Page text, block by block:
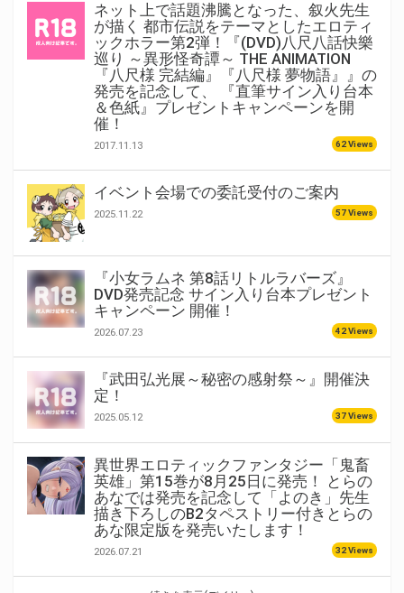
ネット上で話題沸騰となった、叙火先生
が描く 都市伝説をテーマとしたエロティ
ックホラー第2弾！『(DVD)八尺八話快樂
巡り ～異形怪奇譚～ THE ANIMATION
『八尺様 完結編』『八尺様 夢物語』』の
発売を記念して、 『直筆サイン入り台本
＆色紙』プレゼントキャンペーンを開
催！
2017.11.13 62 Views
イベント会場での委託受付のご案内
2025.11.22 57 Views
『小女ラムネ 第8話リトルラバーズ』
DVD発売記念 サイン入り台本プレゼント
キャンペーン 開催！
2026.07.23 42 Views
『武田弘光展～秘密の感射祭～』開催決
定！
2025.05.12 37 Views
異世界エロティックファンタジー「鬼畜
英雄」第15巻が8月25日に発売！ とらの
あなでは発売を記念して「よのき」先生
描き下ろしのB2タペストリー付きとらの
あな限定版を発売いたします！
2026.07.21 32 Views